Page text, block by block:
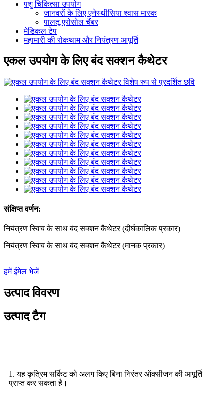
पशु चिकित्सा उपयोग
जानवरों के लिए एनेस्थीसिया श्वास मास्क
पालतू एरोसोल चैंबर
मेडिकल टेप
महामारी की रोकथाम और नियंत्रण आपूर्ति
एकल उपयोग के लिए बंद सक्शन कैथेटर
संक्षिप्त वर्णन:
नियंत्रण स्विच के साथ बंद सक्शन कैथेटर (दीर्घकालिक प्रकार)
नियंत्रण स्विच के साथ बंद सक्शन कैथेटर (मानक प्रकार)
हमें ईमेल भेजें
उत्पाद विवरण
उत्पाद टैग
1. यह कृत्रिम सर्किट को अलग किए बिना निरंतर ऑक्सीजन की आपूर्ति
प्राप्त कर सकता है।